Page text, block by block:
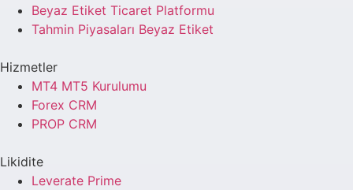
Beyaz Etiket Ticaret Platformu
Tahmin Piyasaları Beyaz Etiket
Hizmetler
MT4 MT5 Kurulumu
Forex CRM
PROP CRM
Likidite
Leverate Prime